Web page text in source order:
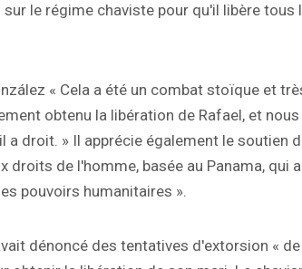
le régime chaviste pour qu'il libère tous
« Cela a été un combat stoïque et
obtenu la libération de Rafael, et
a droit. » Il apprécie également le soutien
droits de l'homme, basée au Panama, qui
pouvoirs humanitaires ».
dénoncé des tentatives d'extorsion «